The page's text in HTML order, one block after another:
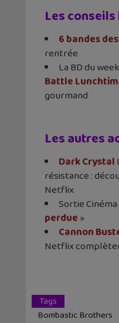
Les
6 bandes
rentrée
La BD du
Battle
gourmand
Les autres
Dark Crystal
résistance :
Netflix
Sortie Cinéma
perdue»
Cannon
Netflix
Tags
Bombastic Brothers